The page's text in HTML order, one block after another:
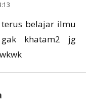
belajar ilmu
khatam2 jg